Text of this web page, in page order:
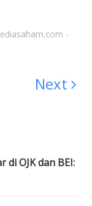
-
Next
OJK dan BEI: